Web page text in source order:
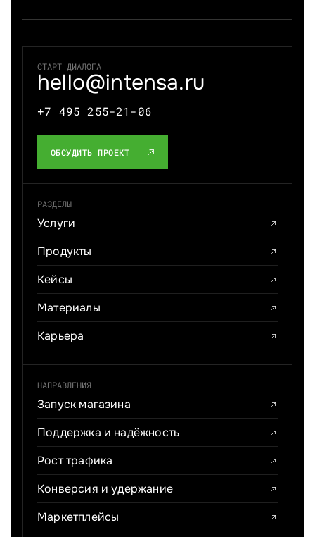
СТАРТ ДИАЛОГА
hello@intensa.ru
+7 495 255-21-06
ОБСУДИТЬ ПРОЕКТ
РАЗДЕЛЫ
Услуги
Продукты
Кейсы
Материалы
Карьера
НАПРАВЛЕНИЯ
Запуск магазина
Поддержка и надёжность
Рост трафика
Конверсия и удержание
Маркетплейсы